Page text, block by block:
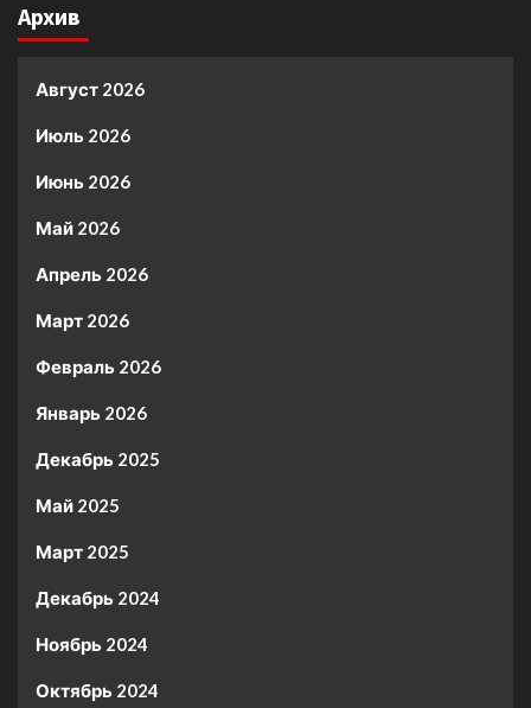
Архив
Август 2026
Июль 2026
Июнь 2026
Май 2026
Апрель 2026
Март 2026
Февраль 2026
Январь 2026
Декабрь 2025
Май 2025
Март 2025
Декабрь 2024
Ноябрь 2024
Октябрь 2024